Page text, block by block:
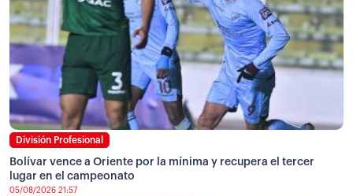
División Profesional
Bolívar vence a Oriente por la mínima y recupera el tercer
lugar en el campeonato
05/08/2026 21:57